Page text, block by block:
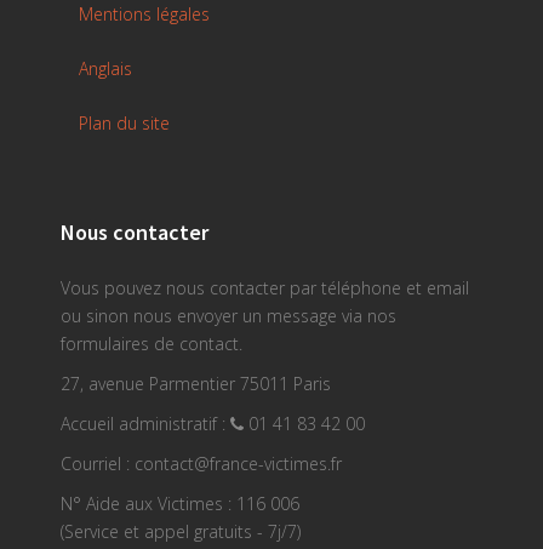
Mentions légales
Anglais
Plan du site
Nous contacter
Vous pouvez nous contacter par téléphone et email
ou sinon nous envoyer un message via nos
formulaires de contact.
27, avenue Parmentier 75011 Paris
Accueil administratif :
01 41 83 42 00
Courriel : contact@france-victimes.fr
N° Aide aux Victimes : 116 006
(Service et appel gratuits - 7j/7)